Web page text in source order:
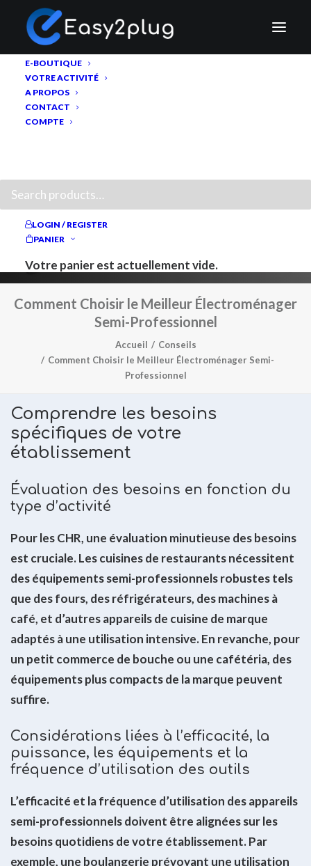
E-BOUTIQUE
VOTRE ACTIVITÉ
A PROPOS
CONTACT
COMPTE
LOGIN / REGISTER
PANIER
Votre panier est actuellement vide.
Comment Choisir le
Meilleur
Électroménager Semi-
Professionnel
Comment Choisir le Meilleur Électroménager
Semi-Professionnel
Accueil
Conseils
Comment Choisir le Meilleur Électroménager Semi-
Professionnel
Comprendre les besoins
spécifiques de votre
établissement
Évaluation des besoins en fonction du
type d’activité
Pour les CHR, une évaluation minutieuse des besoins
est cruciale. Les cuisines de restaurants nécessitent
des équipements semi-professionnels robustes tels
que des fours, des réfrigérateurs, des machines à
café, et d’autres appareils de cuisine de marque
adaptés à une utilisation intensive. En revanche, pour
un petit commerce de bouche ou une cafétéria, des
équipements plus compacts de la marque peuvent
suffire.
Considérations liées à l’efficacité, la
puissance, les équipements et la
fréquence d’utilisation des outils
L’efficacité et la fréquence d’utilisation des appareils
semi-professionnels doivent être alignées sur les
besoins quotidiens de votre établissement. Par
exemple, une boulangerie prévoyant une utilisation